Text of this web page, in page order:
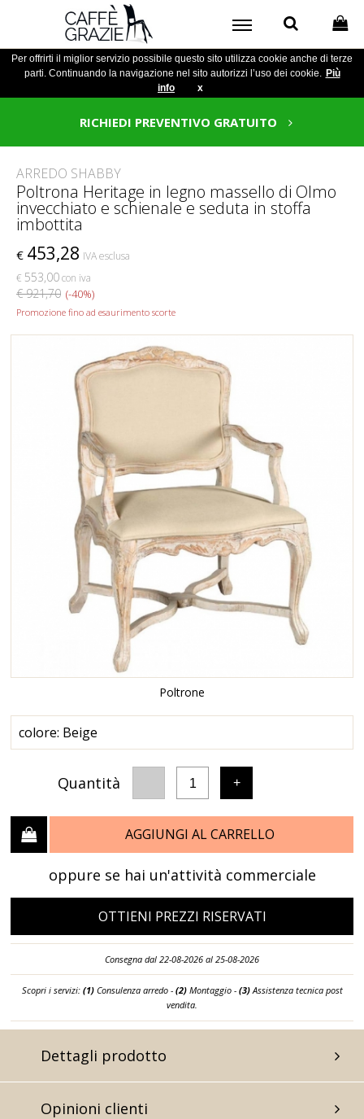
Per offrirti il miglior servizio possibile questo sito utilizza cookie anche di terze
parti. Continuando la navigazione nel sito autorizzi l’uso dei cookie. Più
info
x
RICHIEDI PREVENTIVO GRATUITO
ARREDO SHABBY
Poltrona Heritage in legno massello di Olmo
invecchiato e schienale e seduta in stoffa
imbottita
€ 453,28 IVA esclusa
€ 553,00con iva
€ 921,70 (-40%)
Promozione fino ad esaurimento scorte
Poltrone
colore: Beige
Quantità 1 +
AGGIUNGI AL CARRELLO
oppure se hai un'attività commerciale
OTTIENI PREZZI RISERVATI
Consegna dal 22-08-2026 al 25-08-2026
Scopri i servizi: (1)Consulenza arredo - (2)Montaggio - (3)Assistenza tecnica post
vendita.
Dettagli prodotto
Opinioni clienti